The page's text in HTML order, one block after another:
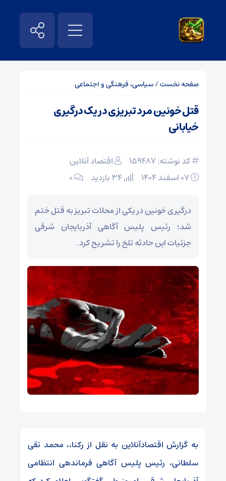
صفحه نخست/سیاسی، فرهنگی و اجتماعی
قتل خونین مرد تبریزی در یک درگیری
خیابانی
کد نوشته: 159487
اقتصاد آنلاین
۰
درگیری خونین در یکی از محلات تبریز به قتل ختم
شد؛ رئیس پلیس آگاهی آذربایجان شرقی
جزئیات این حادثه تلخ را تشریح کرد.
به گزارش اقتصادآنلاین به نقل از رکنا،، محمد تقی
سلطانی، رئیس پلیس آگاهی فرماندهی انتظامی